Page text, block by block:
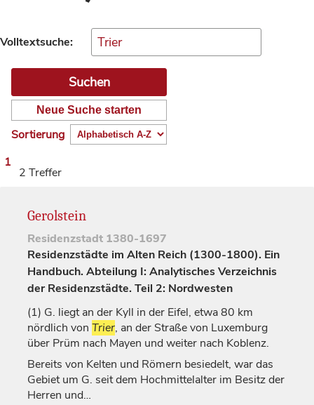
Volltextsuche:
Neue Suche starten
Sortierung
1
2 Treffer
Gerolstein
Residenzstadt 1380-1697
Residenzstädte im Alten Reich (1300-1800). Ein
Handbuch. Abteilung I: Analytisches Verzeichnis
der Residenzstädte. Teil 2: Nordwesten
(1) G. liegt an der Kyll in der Eifel, etwa 80 km
nördlich von Trier, an der Straße von Luxemburg
über Prüm nach Mayen und weiter nach Koblenz.
Bereits von Kelten und Römern besiedelt, war das
Gebiet um G. seit dem Hochmittelalter im Besitz der
Herren und…